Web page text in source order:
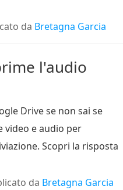
da Bretagna Garcia
l'audio
Drive se non sai se
video e audio per
Scopri la risposta
da Bretagna Garcia